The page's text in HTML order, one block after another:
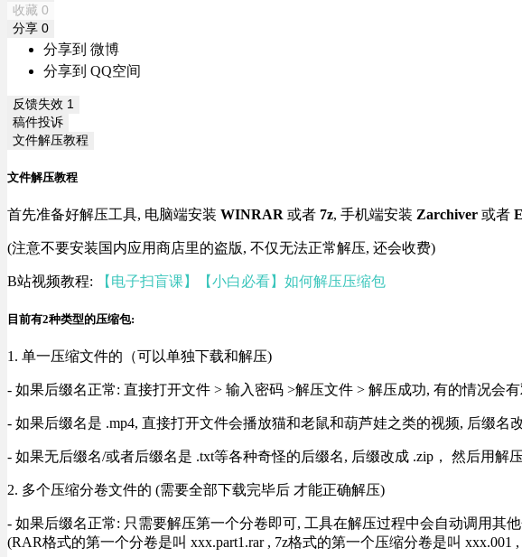
收藏 0
分享 0
分享到 微博
分享到 QQ空间
反馈失效 1
稿件投诉
文件解压教程
文件解压教程
首先准备好解压工具, 电脑端安装 WINRAR 或者 7z, 手机端安装 Zarchiver 或者
(注意不要安装国内应用商店里的盗版, 不仅无法正常解压, 还会收费)
B站视频教程: 【电子扫盲课】【小白必看】如何解压压缩包
目前有2种类型的压缩包:
1. 单一压缩文件的（可以单独下载和解压)
- 如果后缀名正常: 直接打开文件 > 输入密码 >解压文件 > 解压成功, 有的情况会
- 如果后缀名是 .mp4, 直接打开文件会播放猫和老鼠和葫芦娃之类的视频, 后缀名
- 如果无后缀名/或者后缀名是 .txt等各种奇怪的后缀名, 后缀改成 .zip， 然后用
2. 多个压缩分卷文件的 (需要全部下载完毕后 才能正确解压)
- 如果后缀名正常: 只需要解压第一个分卷即可, 工具在解压过程中会自动调用其
(RAR格式的第一个分卷是叫 xxx.part1.rar , 7z格式的第一个压缩分卷是叫